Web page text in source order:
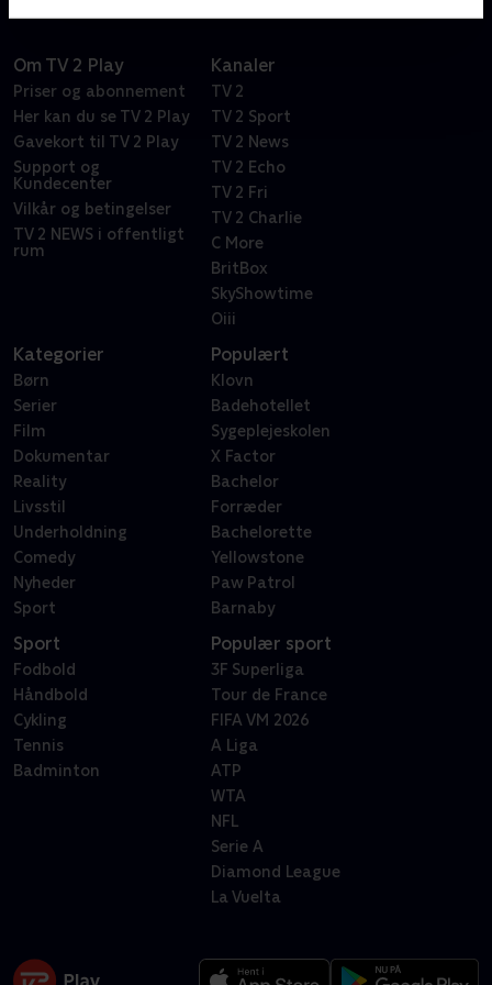
Om TV 2 Play
Priser og abonnement
Her kan du se TV 2 Play
Gavekort til TV 2 Play
Support og
Kundecenter
Vilkår og betingelser
TV 2 NEWS i offentligt
rum
Kanaler
TV 2
TV 2 Sport
TV 2 News
TV 2 Echo
TV 2 Fri
TV 2 Charlie
C More
BritBox
SkyShowtime
Oiii
Kategorier
Børn
Serier
Film
Dokumentar
Reality
Livsstil
Underholdning
Comedy
Nyheder
Sport
Populært
Klovn
Badehotellet
Sygeplejeskolen
X Factor
Bachelor
Forræder
Bachelorette
Yellowstone
Paw Patrol
Barnaby
Sport
Fodbold
Håndbold
Cykling
Tennis
Badminton
Populær sport
3F Superliga
Tour de France
FIFA VM 2026
A Liga
ATP
WTA
NFL
Serie A
Diamond League
La Vuelta